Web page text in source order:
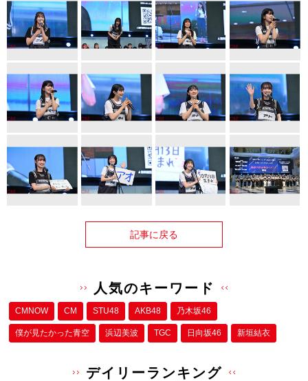
記事に戻る
人気のキーワード
CMNOW CM STU48 AKB48 乃木坂46
僕が⾒たかった⻘空 浜辺美波 TGC 日向坂46 新垣結衣
デイリーランキング